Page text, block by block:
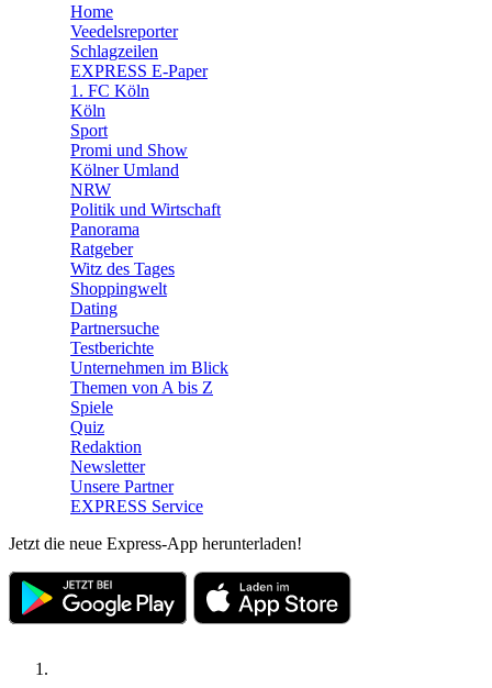
🛒 Shoppingwelt
Home
Veedelsreporter
Schlagzeilen
EXPRESS E-Paper
1. FC Köln
Köln
Sport
Promi und Show
Kölner Umland
NRW
Politik und Wirtschaft
Panorama
Ratgeber
Witz des Tages
Shoppingwelt
Dating
Partnersuche
Testberichte
Unternehmen im Blick
Themen von A bis Z
Spiele
Quiz
Redaktion
Newsletter
Unsere Partner
EXPRESS Service
Jetzt die neue Express-App herunterladen!